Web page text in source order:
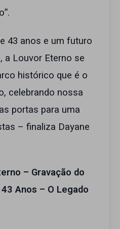
43 anos e um futuro
a Louvor Eterno se
histórico que é o
celebrando nossa
portas para uma
– finaliza Dayane
– Gravação do
Anos – O Legado